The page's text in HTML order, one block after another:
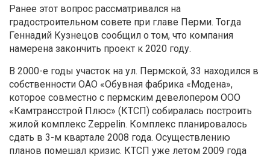
Ранее этот вопрос рассматривался на
градостроительном совете при главе Перми. Тогда
Геннадий Кузнецов сообщил о том, что компания
намерена закончить проект к 2020 году.
В 2000-е годы участок на ул. Пермской, 33 находился в
собственности ОАО «Обувная фабрика «Модена»,
которое совместно с пермским девелопером ООО
«Камтрансстрой Плюс» (КТСП) собиралась построить
жилой комплекс Zeppelin. Комплекс планировалось
сдать в 3-м квартале 2008 года. Осуществлению
планов помешал кризис. КТСП уже летом 2009 года